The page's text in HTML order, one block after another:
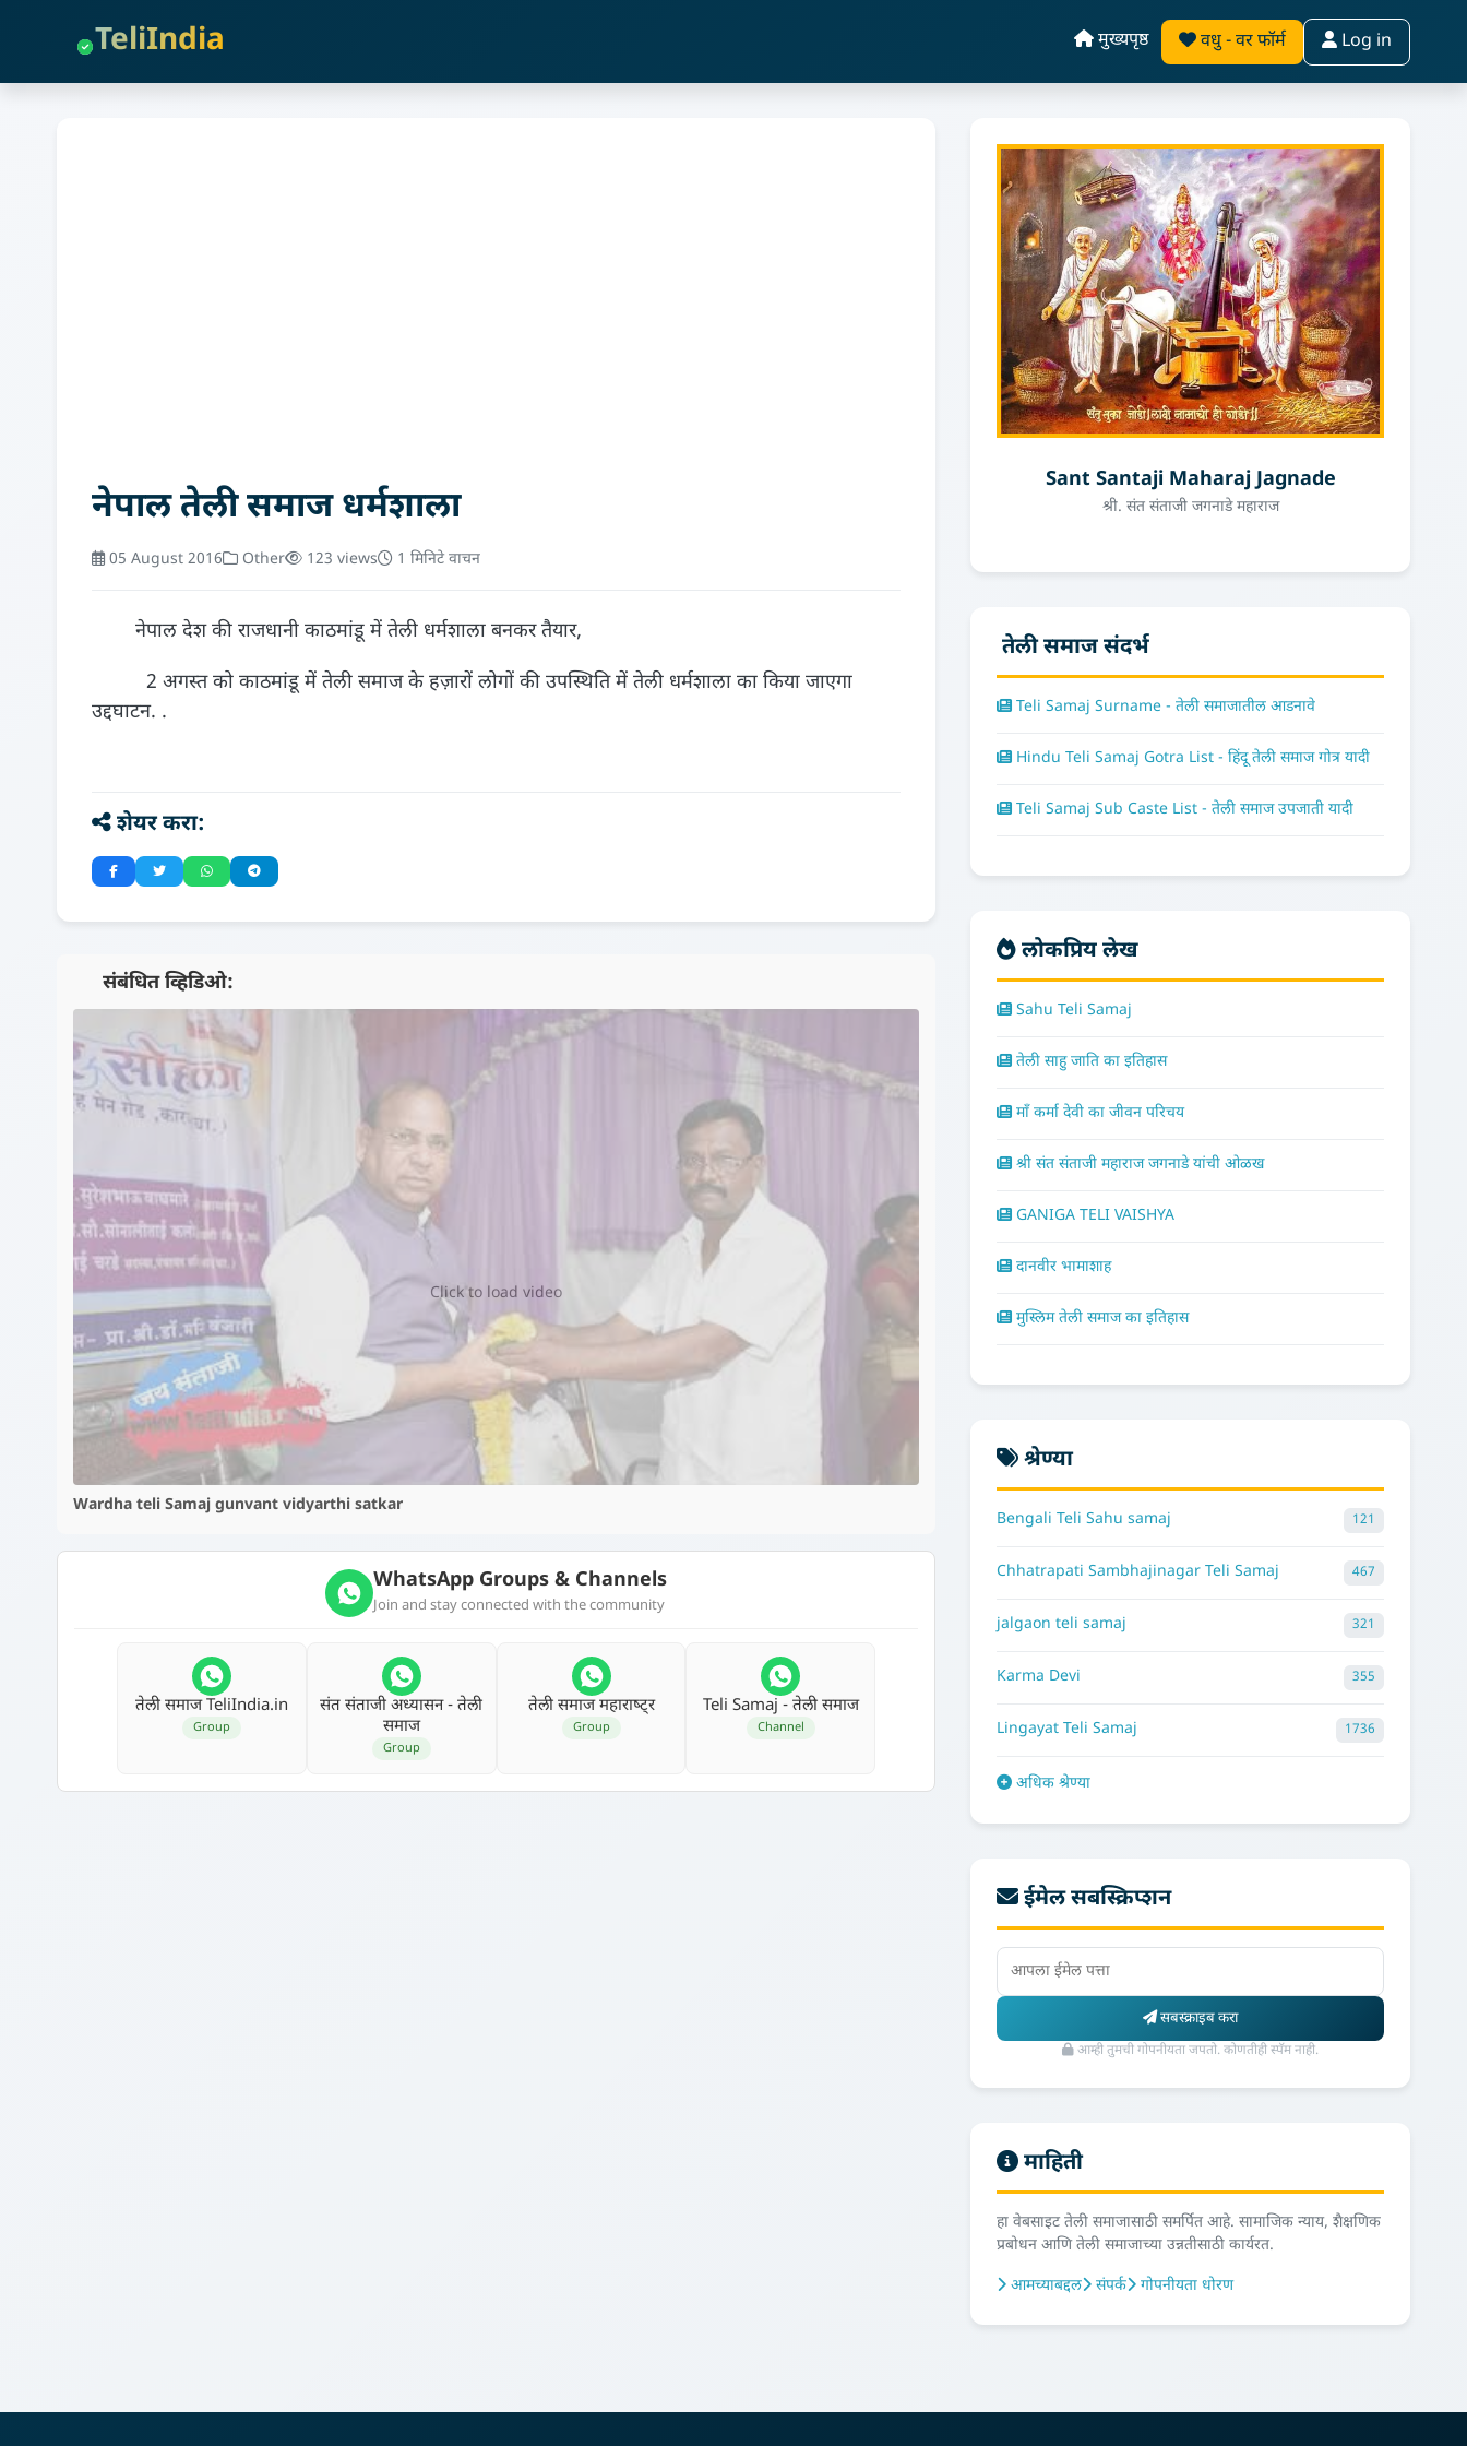
TeliIndia मुख्यपृष्ठ वधु - वर फॉर्म Log in
नेपाल तेली समाज धर्मशाला
05 August 2016 Other 123 views 1 मिनिटे वाचन
नेपाल देश की राजधानी काठमांडू में तेली धर्मशाला बनकर तैयार,
2 अगस्त को काठमांडू में तेली समाज के हज़ारों लोगों की उपस्थिति में तेली धर्मशाला का किया जाएगा
उद्दघाटन. .
शेयर करा:
📺 संबंधित व्हिडिओ:
Click to load video
Wardha teli Samaj gunvant vidyarthi satkar
WhatsApp Groups & Channels
Join and stay connected with the community
तेली समाज TeliIndia.in
Group
संत संताजी अध्‍यासन - तेली
समाज
Group
तेली समाज महाराष्‍ट्र
Group
Teli Samaj - तेली समाज
Channel
Sant Santaji Maharaj Jagnade
श्री. संत संताजी जगनाडे महाराज
तेली समाज संदर्भ
Teli Samaj Surname - तेली समाजातील आडनावे
Hindu Teli Samaj Gotra List - हिंदू तेली समाज गोत्र यादी
Teli Samaj Sub Caste List - तेली समाज उपजाती यादी
लोकप्रिय लेख
Sahu Teli Samaj
तेली साहु जाति का इतिहास
माँ कर्मा देवी का जीवन परिचय
श्री संत संताजी महाराज जगनाडे यांची ओळख
GANIGA TELI VAISHYA
दानवीर भामाशाह
मुस्लिम तेली समाज का इतिहास
श्रेण्या
Bengali Teli Sahu samaj 121
Chhatrapati Sambhajinagar Teli Samaj 467
jalgaon teli samaj 321
Karma Devi 355
Lingayat Teli Samaj 1736
अधिक श्रेण्या
ईमेल सबस्क्रिप्शन
सबस्क्राइब करा
आम्ही तुमची गोपनीयता जपतो. कोणतीही स्पॅम नाही.
माहिती
हा वेबसाइट तेली समाजासाठी समर्पित आहे. सामाजिक न्याय, शैक्षणिक
प्रबोधन आणि तेली समाजाच्या उन्नतीसाठी कार्यरत.
आमच्याबद्दल
संपर्क गोपनीयता धोरण